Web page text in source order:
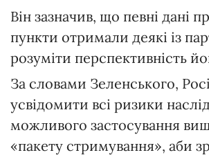
Він зазначив, що певні дані
пункти отримали деякі із
розуміти перспективність
За словами Зеленського,
усвідомити всі ризики
можливого застосування
«пакету стримування», аби